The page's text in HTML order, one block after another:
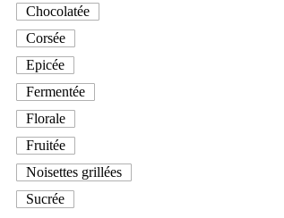
Chocolatée
Corsée
Epicée
Fermentée
Florale
Fruitée
Noisettes grillées
Sucrée